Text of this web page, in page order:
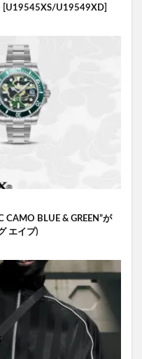
[U19545XS/U19549XD]
CAMO BLUE & GREEN”が
エイプ)